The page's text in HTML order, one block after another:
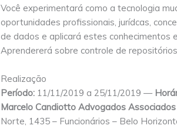
Você experimentará como a tecnologia
oportunidades profissionais, jurídcas,
de dados e aplicará estes
Aprendererá sobre controle de
Realização
Período: 11/11/2019 a 25/11/2019 —
Marcelo Candiotto Advogados
Norte, 1435 – Funcionários – Belo